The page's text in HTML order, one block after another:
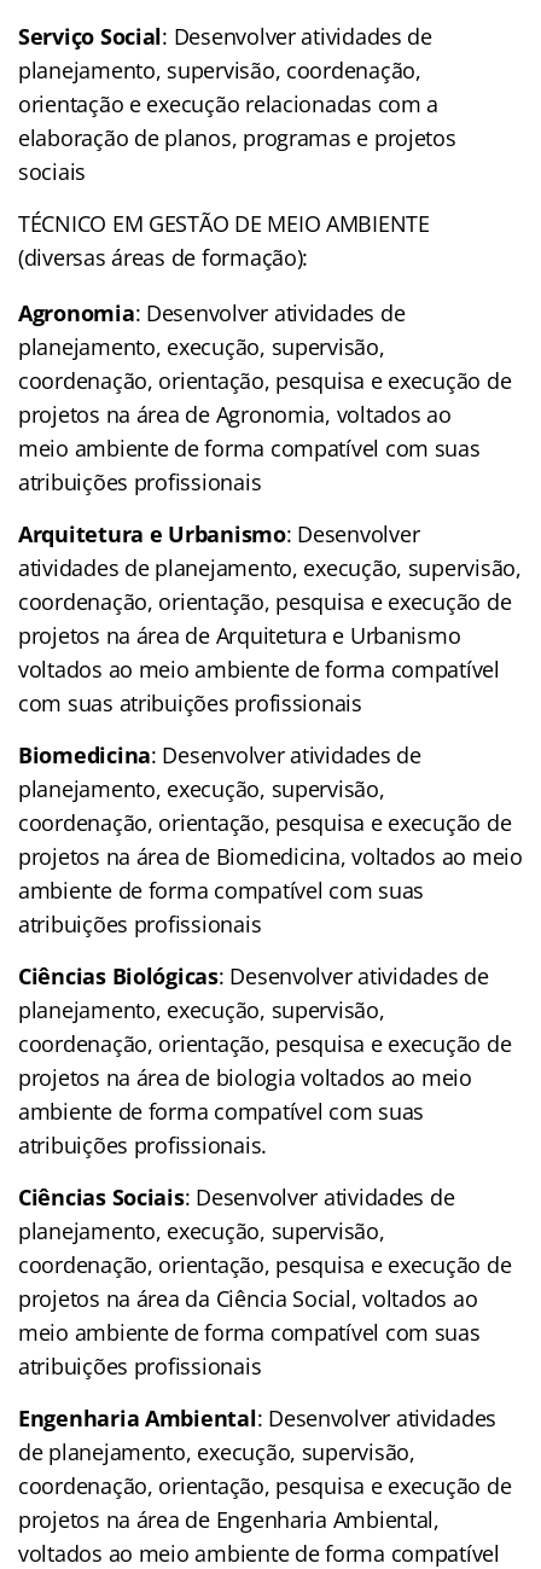
Serviço Social: Desenvolver atividades de
planejamento, supervisão, coordenação,
orientação e execução relacionadas com a
elaboração de planos, programas e projetos
sociais
TÉCNICO EM GESTÃO DE MEIO AMBIENTE
(diversas áreas de formação):
Agronomia: Desenvolver atividades de
planejamento, execução, supervisão,
coordenação, orientação, pesquisa e execução de
projetos na área de Agronomia, voltados ao
meio ambiente de forma compatível com suas
atribuições profissionais
Arquitetura e Urbanismo: Desenvolver
atividades de planejamento, execução, supervisão,
coordenação, orientação, pesquisa e execução de
projetos na área de Arquitetura e Urbanismo
voltados ao meio ambiente de forma compatível
com suas atribuições profissionais
Biomedicina: Desenvolver atividades de
planejamento, execução, supervisão,
coordenação, orientação, pesquisa e execução de
projetos na área de Biomedicina, voltados ao meio
ambiente de forma compatível com suas
atribuições profissionais
Ciências Biológicas: Desenvolver atividades de
planejamento, execução, supervisão,
coordenação, orientação, pesquisa e execução de
projetos na área de biologia voltados ao meio
ambiente de forma compatível com suas
atribuições profissionais.
Ciências Sociais: Desenvolver atividades de
planejamento, execução, supervisão,
coordenação, orientação, pesquisa e execução de
projetos na área da Ciência Social, voltados ao
meio ambiente de forma compatível com suas
atribuições profissionais
Engenharia Ambiental: Desenvolver atividades
de planejamento, execução, supervisão,
coordenação, orientação, pesquisa e execução de
projetos na área de Engenharia Ambiental,
voltados ao meio ambiente de forma compatível